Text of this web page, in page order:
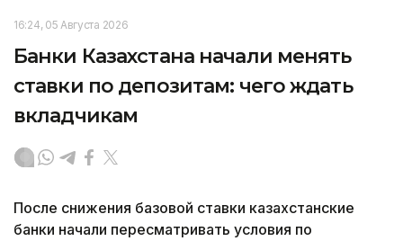
16:24, 05 Августа 2026
Банки Казахстана начали менять
ставки по депозитам: чего ждать
вкладчикам
После снижения базовой ставки казахстанские
банки начали пересматривать условия по